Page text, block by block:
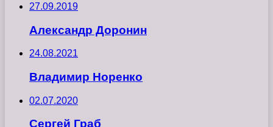
27.09.2019
Александр Доронин
24.08.2021
Владимир Норенко
02.07.2020
Сергей Граб